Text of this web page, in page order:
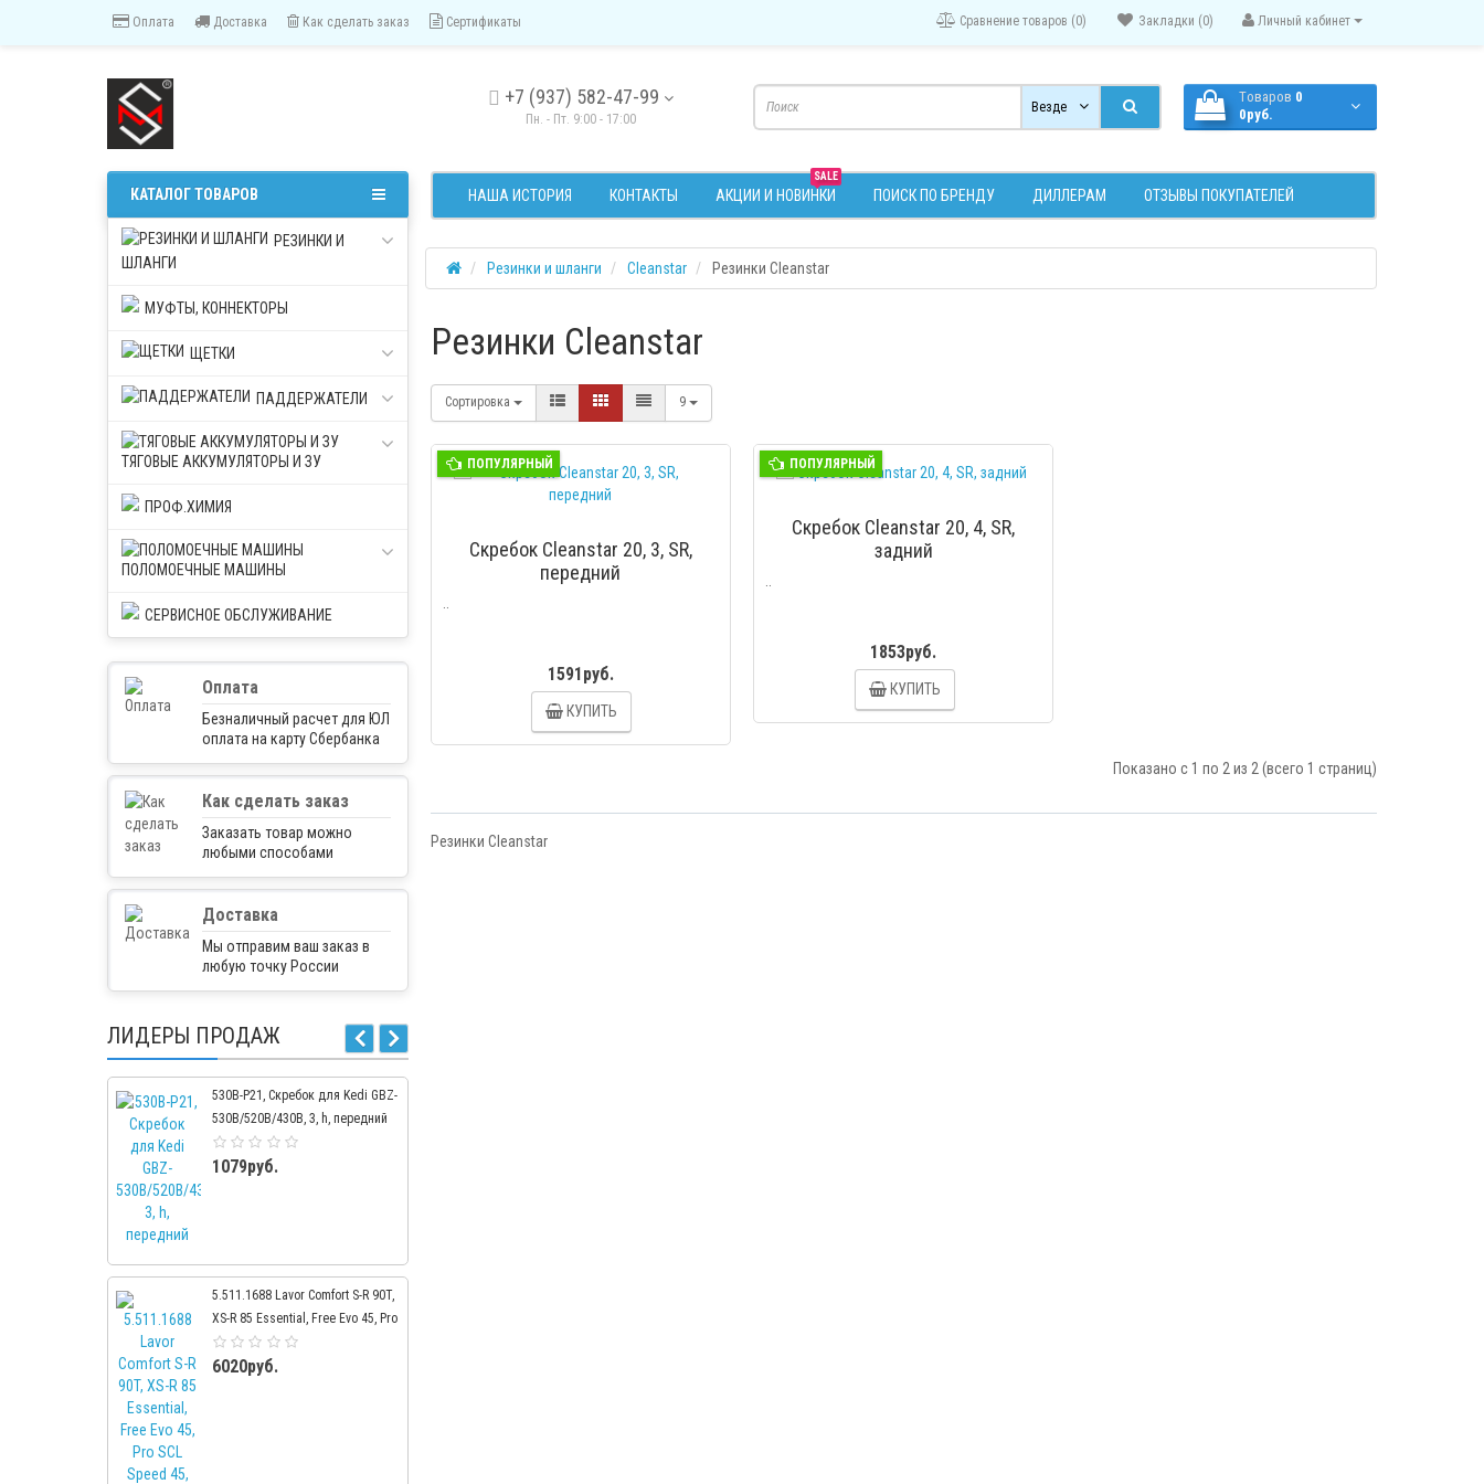
Оплата Доставка Как сделать заказ Сертификаты Личный кабинет
Закладки (0)
Сравнение товаров (0)
+7 (937) 582-47-99
Пн. - Пт. 9:00 - 17:00
Везде
Tоваров 0
0руб.
НАША ИСТОРИЯ КОНТАКТЫ
SALE
АКЦИИ И НОВИНКИ ПОИСК ПО БРЕНДУ ДИЛЛЕРАМ ОТЗЫВЫ ПОКУПАТЕЛЕЙ
КАТАЛОГ ТОВАРОВ
РЕЗИНКИ И
ШЛАНГИ
МУФТЫ, КОННЕКТОРЫ
ЩЕТКИ
ПАДДЕРЖАТЕЛИ
ТЯГОВЫЕ АККУМУЛЯТОРЫ И ЗУ
ПРОФ.ХИМИЯ
ПОЛОМОЕЧНЫЕ МАШИНЫ
СЕРВИСНОЕ ОБСЛУЖИВАНИЕ
Резинки и шланги Cleanstar Резинки Cleanstar
Оплата
Безналичный расчет для ЮЛ
оплата на карту Сбербанка
Как сделать заказ
Заказать товар можно
любыми способами
Доставка
Мы отправим ваш заказ в
любую точку России
ЛИДЕРЫ ПРОДАЖ
530B-P21, Скребок для Kedi GBZ-
530В/520В/430В, 3, h, передний
1079руб.
5.511.1688 Lavor Comfort S-R 90T,
XS-R 85 Essential, Free Evo 45, Pro
SCL Speed 45, 450 мм, сред.
жест.
6020руб.
Резинки Cleanstar
Сортировка 9
ПОПУЛЯРНЫЙ
Скребок Cleanstar 20, 3, SR,
передний
1591руб.
КУПИТЬ
ПОПУЛЯРНЫЙ
Скребок Cleanstar 20, 4, SR,
задний
1853руб.
КУПИТЬ
Показано с 1 по 2 из 2 (всего 1 страниц)
Резинки Cleanstar